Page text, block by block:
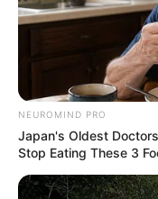
NEUROMIND PRO
Japan's Oldest
Stop Eating These 3